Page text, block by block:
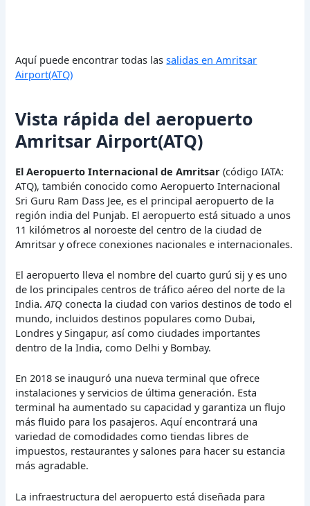
Aquí puede encontrar todas lassalidas en Amritsar
Airport(ATQ)
Vista rápida del aeropuerto
Amritsar Airport(ATQ)
El Aeropuerto Internacional de Amritsar (código IATA:
ATQ), también conocido como Aeropuerto Internacional
Sri Guru Ram Dass Jee, es el principal aeropuerto de la
región india del Punjab. El aeropuerto está situado a unos
11 kilómetros al noroeste del centro de la ciudad de
Amritsar y ofrece conexiones nacionales e internacionales.
El aeropuerto lleva el nombre del cuarto gurú sij y es uno
de los principales centros de tráfico aéreo del norte de la
India.ATQ conecta la ciudad con varios destinos de todo el
mundo, incluidos destinos populares como Dubai,
Londres y Singapur, así como ciudades importantes
dentro de la India, como Delhi y Bombay.
En 2018 se inauguró una nueva terminal que ofrece
instalaciones y servicios de última generación. Esta
terminal ha aumentado su capacidad y garantiza un flujo
más fluido para los pasajeros. Aquí encontrará una
variedad de comodidades como tiendas libres de
impuestos, restaurantes y salones para hacer su estancia
más agradable.
La infraestructura del aeropuerto está diseñada para